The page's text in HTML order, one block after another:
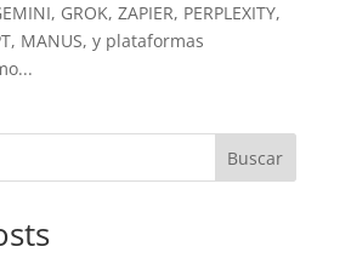
GROK, ZAPIER, PERPLEXITY,
MANUS, y plataformas
Buscar